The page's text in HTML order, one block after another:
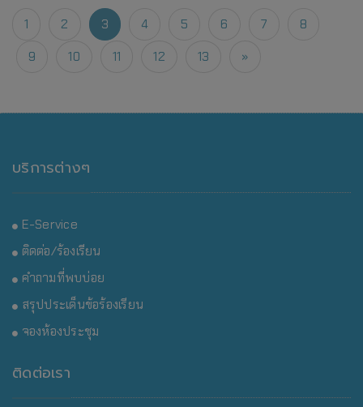
1 2 3 4 5 6 7
8
9
10 11 12 13 »
บริการต่างๆ
E-Service
ติดต่อ/ร้องเรียน
คำถามที่พบบ่อย
สรุปประเด็นข้อร้องเรียน
จองห้องประชุม
ติดต่อเรา